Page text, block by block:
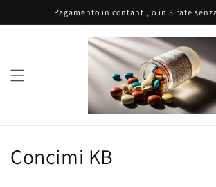
direttamente
ai contenuti
Pagamento in contanti, o in 3 rate
C
Concimi KB